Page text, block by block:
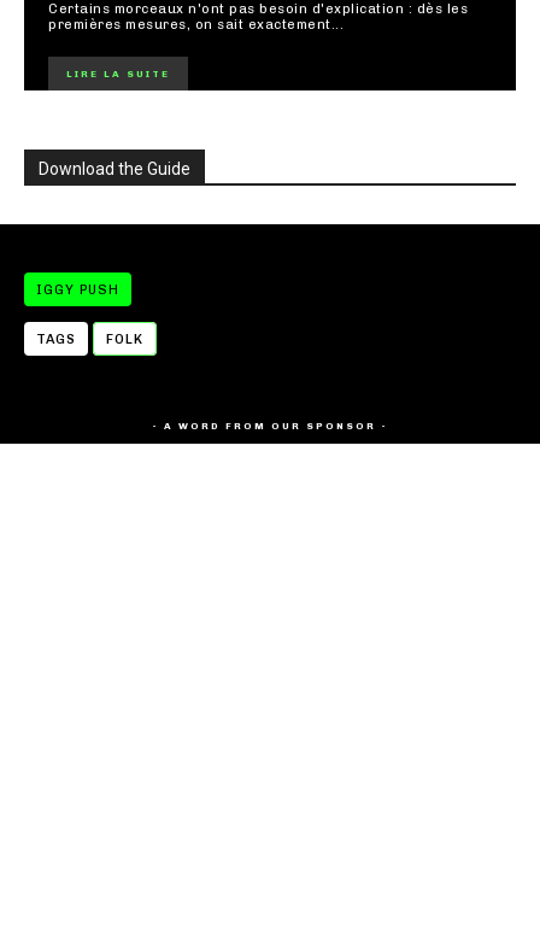
Certains morceaux n'ont pas besoin d'explication : dès les
premières mesures, on sait exactement...
LIRE LA SUITE
Download the Guide
IGGY PUSH
TAGS FOLK
- A WORD FROM OUR SPONSOR -